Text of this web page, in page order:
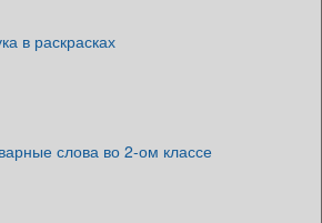
в раскрасках
слова во 2-ом классе